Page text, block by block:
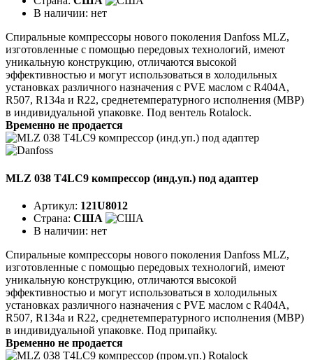
В наличии: нет
Спиральные компрессоры нового поколения Danfoss MLZ,
изготовленные с помощью передовых технологий, имеют
уникальную конструкцию, отличаются высокой
эффективностью и могут использоваться в холодильных
установках различного назначения с PVE маслом с R404A,
R507, R134a и R22, среднетемпературного исполнения (MBP)
в индивидуальной упаковке. Под вентель Rotalock.
Временно не продается
MLZ 038 T4LC9 компрессор (инд.уп.) под адаптер
Артикул: 121U8012
Страна: США
В наличии: нет
Спиральные компрессоры нового поколения Danfoss MLZ,
изготовленные с помощью передовых технологий, имеют
уникальную конструкцию, отличаются высокой
эффективностью и могут использоваться в холодильных
установках различного назначения с PVE маслом с R404A,
R507, R134a и R22, среднетемпературного исполнения (MBP)
в индивидуальной упаковке. Под припайку.
Временно не продается